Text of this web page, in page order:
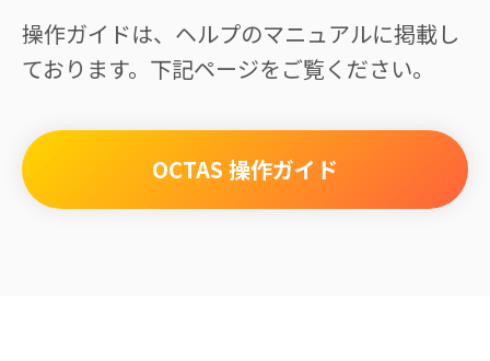
操作ガイドは、ヘルプのマニュアルに掲載し
ております。下記ページをご覧ください。
OCTAS 操作ガイド